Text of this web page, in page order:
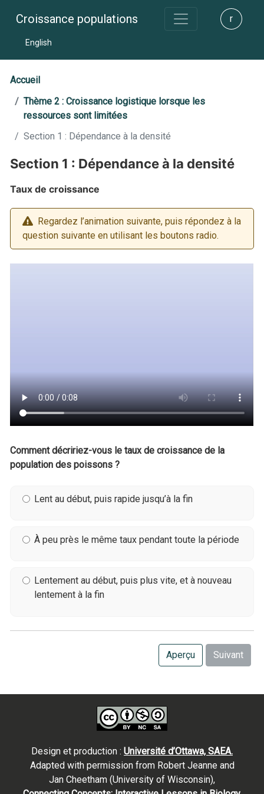
Croissance populations r
English
Accueil
Thème 2 : Croissance logistique lorsque les
ressources sont limitées
Section 1 : Dépendance à la densité
Section 1 : Dépendance à la densité
Taux de croissance
Regardez l’animation suivante, puis répondez à la
question suivante en utilisant les boutons radio.
Comment décririez-vous le taux de croissance de la
population des poissons ?
Lent au début, puis rapide jusqu’à la fin
À peu près le même taux pendant toute la période
Lentement au début, puis plus vite, et à nouveau
lentement à la fin
Aperçu Suivant
Design et production : Université d’Ottawa, SAEA.
Adapted with permission from Robert Jeanne and
Jan Cheetham (University of Wisconsin),